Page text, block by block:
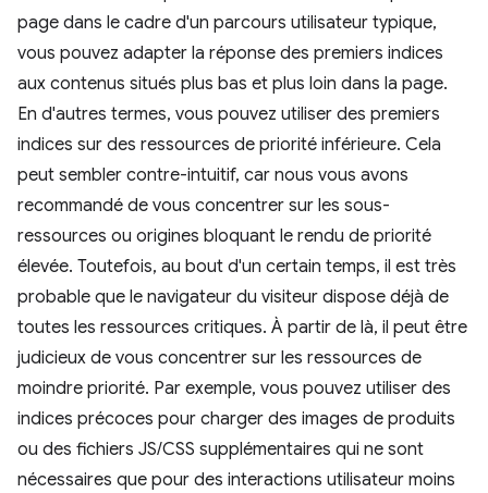
page dans le cadre d'un parcours utilisateur typique,
vous pouvez adapter la réponse des premiers indices
aux contenus situés plus bas et plus loin dans la page.
En d'autres termes, vous pouvez utiliser des premiers
indices sur des ressources de priorité inférieure. Cela
peut sembler contre-intuitif, car nous vous avons
recommandé de vous concentrer sur les sous-
ressources ou origines bloquant le rendu de priorité
élevée. Toutefois, au bout d'un certain temps, il est très
probable que le navigateur du visiteur dispose déjà de
toutes les ressources critiques. À partir de là, il peut être
judicieux de vous concentrer sur les ressources de
moindre priorité. Par exemple, vous pouvez utiliser des
indices précoces pour charger des images de produits
ou des fichiers JS/CSS supplémentaires qui ne sont
nécessaires que pour des interactions utilisateur moins